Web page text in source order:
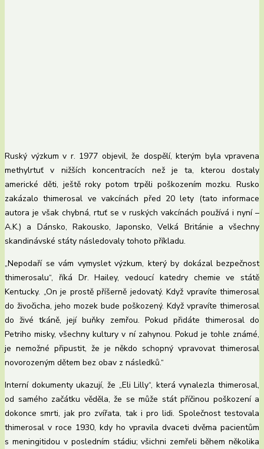
Ruský výzkum v r. 1977 objevil, že dospělí, kterým byla vpravena
methylrtuť v nižších koncentracích než je ta, kterou dostaly
americké děti, ještě roky potom trpěli poškozením mozku. Rusko
zakázalo thimerosal ve vakcínách před 20 lety (tato informace
autora je však chybná, rtuť se v ruských vakcínách používá i nyní –
A.K.) a Dánsko, Rakousko, Japonsko, Velká Británie a všechny
skandinávské státy následovaly tohoto příkladu.
„Nepodaří se vám vymyslet výzkum, který by dokázal bezpečnost
thimerosalu“, říká Dr. Hailey, vedoucí katedry chemie ve státě
Kentucky. „On je prostě příšerně jedovatý. Když vpravíte thimerosal
do živočicha, jeho mozek bude poškozený. Když vpravíte thimerosal
do živé tkáně, její buňky zemřou. Pokud přidáte thimerosal do
Petriho misky, všechny kultury v ní zahynou. Pokud je tohle známé,
je nemožné připustit, že je někdo schopný vpravovat thimerosal
novorozeným dětem bez obav z následků.“
Interní dokumenty ukazují, že „Eli Lilly“, která vynalezla thimerosal,
od samého začátku věděla, že se může stát příčinou poškození a
dokonce smrti, jak pro zvířata, tak i pro lidi. Společnost testovala
thimerosal v roce 1930, kdy ho vpravila dvaceti dvěma pacientům
s meningitidou v posledním stádiu; všichni zemřeli během několika